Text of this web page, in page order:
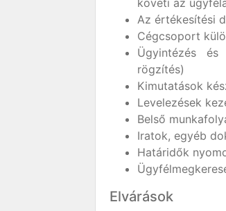
követi az
Az értékesítési
Cégcsoport
Ügyintézés és
rögzítés)
Kimutatások
Levelezések
Belső
Iratok, egyéb
Határidők
Elvárások